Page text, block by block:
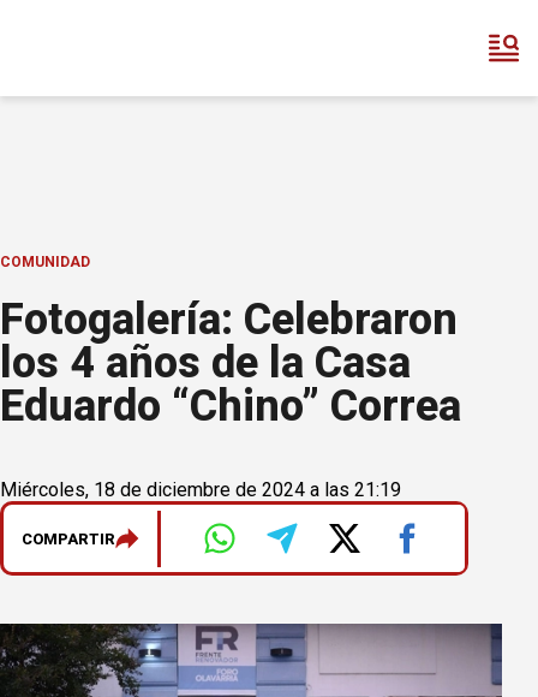
COMUNIDAD
Fotogalería: Celebraron
los 4 años de la Casa
Eduardo “Chino” Correa
Miércoles, 18 de diciembre de 2024 a las 21:19
COMPARTIR